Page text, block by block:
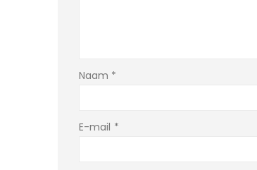
Naam *
E-mail *